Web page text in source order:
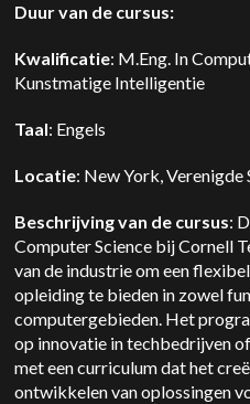
Duur van de cursus:
Kwalificatie: M.Eng. In
Kunstmatige Intelligentie
Taal: Engels
Locatie: New York, Verenigde
Beschrijving van de cursus:
Computer Science bij Cornell
van de industrie om een
opleiding te bieden in zowel
computergebieden. Het
op innovatie in techbedrijven
met een curriculum dat het
ontwikkelen van oplossingen